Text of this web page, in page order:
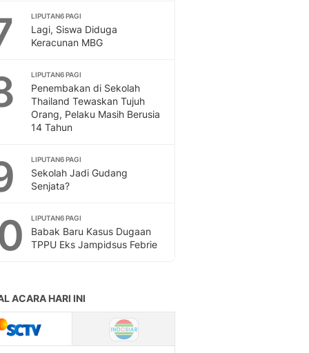
LIPUTAN6 PAGI
Lagi, Siswa Diduga
Keracunan MBG
LIPUTAN6 PAGI
Penembakan di Sekolah
Thailand Tewaskan Tujuh
Orang, Pelaku Masih Berusia
14 Tahun
LIPUTAN6 PAGI
Sekolah Jadi Gudang
Senjata?
LIPUTAN6 PAGI
Babak Baru Kasus Dugaan
TPPU Eks Jampidsus Febrie